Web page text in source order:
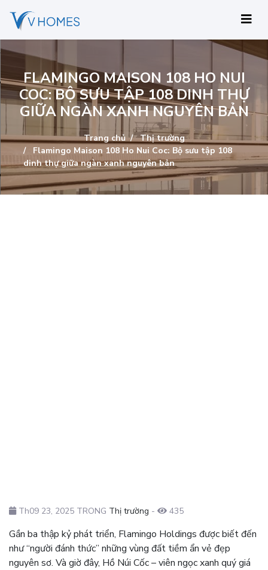
FLAMINGO MAISON 108 HO NUI
COC: BỘ SƯU TẬP 108 DINH THỰ
GIỮA NGÀN XANH NGUYÊN BẢN
Trang chủ
Thị trường
Flamingo Maison 108 Ho Nui Coc: Bộ sưu tập 108
dinh thự giữa ngàn xanh nguyên bản
Th09 23, 2025 TRONG Thị trường - 435
Gần ba thập kỷ phát triển, Flamingo Holdings được biết đến
như “người đánh thức” những vùng đất tiềm ẩn vẻ đẹp
nguyên sơ. Và giờ đây, Hồ Núi Cốc – viên ngọc xanh quý giá